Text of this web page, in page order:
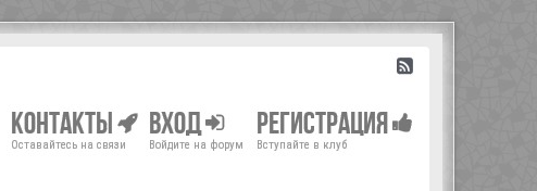
Контакты
Оставайтесь на связи
Вход
Войдите на форум
Регистрация
Вступайте в клуб